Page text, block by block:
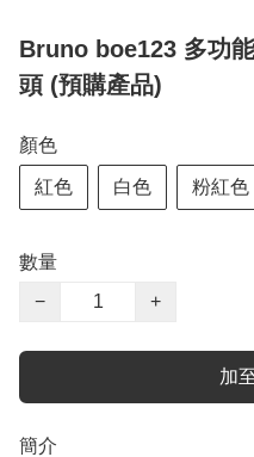
Bruno boe123 多功
頭 (預購產品)
顏色
紅色 白色 粉紅色
數量
−
+
加
簡介